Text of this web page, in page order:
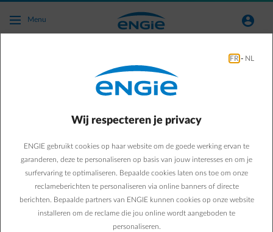
Ga naar de hoofdinhoud
Menu normal-account-circle
Je digitale meter:
de tool om je verbruik onder
controle te houden
De digitale meter vervangt geleidelijk aan de analoge meter.
verbruikt. Heb je zonnepanelen?
Dan maakt hij een duidelijk onderscheid tussen de elektriciteit die je
van het net afneemt en die die je op het net injecteert.
👉 Resultaat: een beter inzicht in je verbruik en een correctere
facturatie.
FR - NL
Wij respecteren je privacy
ENGIE gebruikt cookies op haar website om de goede werking ervan te
garanderen, deze te personaliseren op basis van jouw interesses en om je
surfervaring te optimaliseren. Bepaalde cookies laten ons toe om onze
reclameberichten te personaliseren via online banners of directe
berichten. Bepaalde partners van ENGIE kunnen cookies op onze website
installeren om de reclame die jou online wordt aangeboden te
personaliseren.